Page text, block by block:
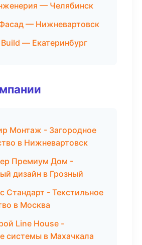
— Челябинск
— Нижневартовск
— Екатеринбург
Монтаж - Загородное
в Нижневартовск
Премиум Дом -
дизайн в Грозный
Стандарт - Текстильное
в Москва
Line House -
системы в Махачкала